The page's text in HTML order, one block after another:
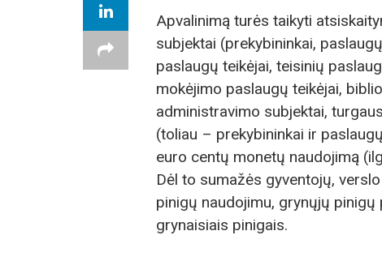
Apvalinimą turės taikyti
subjektai (prekybininkai,
paslaugų teikėjai, teisinių
mokėjimo paslaugų teikėjai,
administravimo subjektai,
(toliau – prekybininkai ir
euro centų monetų naudojimą
Dėl to sumažės gyventojų,
pinigų naudojimu, grynųjų
grynaisiais pinigais.